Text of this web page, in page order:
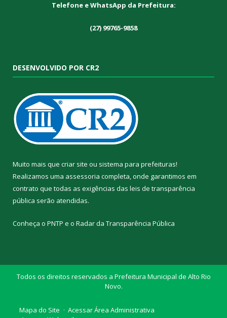
Telefone e WhatsApp da Prefeitura:
(27) 99765-9858
DESENVOLVIDO POR CR2
Muito mais que criar site ou sistema para prefeituras!
Realizamos uma assessoria completa, onde garantimos em
contrato que todas as exigências das leis de transparência
pública serão atendidas.
Conheça o PNTP e o Radar da Transparência Pública
Todos os direitos reservados a Prefeitura Municipal de Alto Rio
Novo.
Mapa do Site
Acessar Área Administrativa